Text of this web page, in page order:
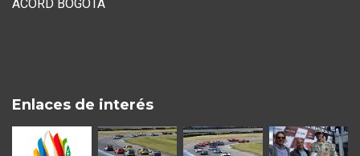
ACORD BOGOTA
Enlaces de interés